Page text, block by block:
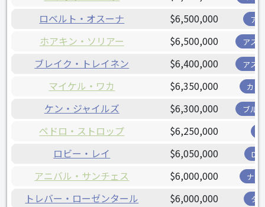
ロベルト・オスーナ $6,500,000 ア
ホアキン・ソリアー $6,500,000 アス
ブレイク・トレイネン $6,400,000 アス
マイケル・ワカ $6,350,000 カー
ケン・ジャイルズ $6,300,000 ブル
ペドロ・ストロップ $6,250,000
ロビー・レイ $6,050,000 D
アニバル・サンチェス $6,000,000 ナシ
トレバー・ローゼンタール $6,000,000 タ